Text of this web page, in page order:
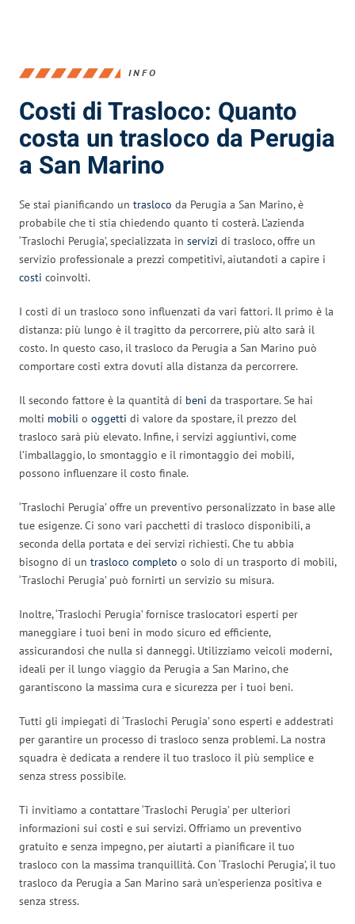
INFO
Costi di Trasloco: Quanto
costa un trasloco da Perugia
a San Marino
Se stai pianificando un trasloco da Perugia a San Marino, è
probabile che ti stia chiedendo quanto ti costerà. L’azienda
‘Traslochi Perugia’, specializzata in servizi di trasloco, offre un
servizio professionale a prezzi competitivi, aiutandoti a capire i
costi coinvolti.
I costi di un trasloco sono influenzati da vari fattori. Il primo è la
distanza: più lungo è il tragitto da percorrere, più alto sarà il
costo. In questo caso, il trasloco da Perugia a San Marino può
comportare costi extra dovuti alla distanza da percorrere.
Il secondo fattore è la quantità di beni da trasportare. Se hai
molti mobili o oggetti di valore da spostare, il prezzo del
trasloco sarà più elevato. Infine, i servizi aggiuntivi, come
l’imballaggio, lo smontaggio e il rimontaggio dei mobili,
possono influenzare il costo finale.
‘Traslochi Perugia’ offre un preventivo personalizzato in base alle
tue esigenze. Ci sono vari pacchetti di trasloco disponibili, a
seconda della portata e dei servizi richiesti. Che tu abbia
bisogno di un trasloco completo o solo di un trasporto di mobili,
‘Traslochi Perugia’ può fornirti un servizio su misura.
Inoltre, ‘Traslochi Perugia’ fornisce traslocatori esperti per
maneggiare i tuoi beni in modo sicuro ed efficiente,
assicurandosi che nulla si danneggi. Utilizziamo veicoli moderni,
ideali per il lungo viaggio da Perugia a San Marino, che
garantiscono la massima cura e sicurezza per i tuoi beni.
Tutti gli impiegati di ‘Traslochi Perugia’ sono esperti e addestrati
per garantire un processo di trasloco senza problemi. La nostra
squadra è dedicata a rendere il tuo trasloco il più semplice e
senza stress possibile.
Ti invitiamo a contattare ‘Traslochi Perugia’ per ulteriori
informazioni sui costi e sui servizi. Offriamo un preventivo
gratuito e senza impegno, per aiutarti a pianificare il tuo
trasloco con la massima tranquillità. Con ‘Traslochi Perugia’, il tuo
trasloco da Perugia a San Marino sarà un’esperienza positiva e
senza stress.